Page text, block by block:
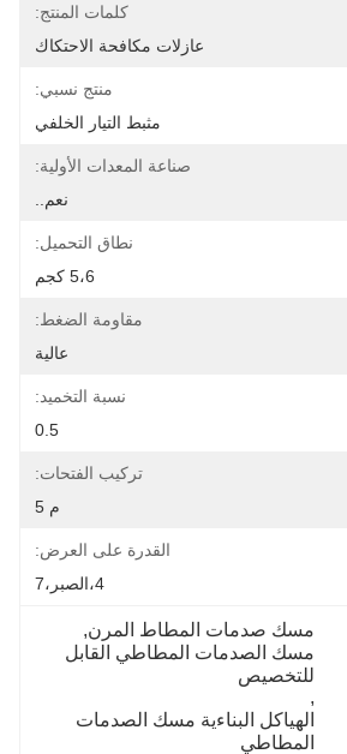
كلمات المنتج:
عازلات مكافحة الاحتكاك
منتج نسبي:
مثبط التيار الخلفي
صناعة المعدات الأولية:
نعم..
نطاق التحميل:
5،6 كجم
مقاومة الضغط:
عالية
نسبة التخميد:
0.5
تركيب الفتحات:
م 5
القدرة على العرض:
4،الصبر،7
مسك صدمات المطاط المرن,
مسك الصدمات المطاطي القابل
للتخصيص
,
الهياكل البناءية مسك الصدمات
المطاطي